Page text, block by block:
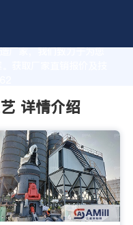
厂家，我们致力于为您
获取厂家直销报价及技
详情介绍